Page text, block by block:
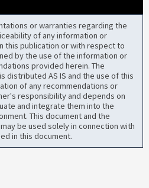
or warranties regarding the
of any information or
this publication or with respect to
by the use of the information or
provided herein. The
distributed AS IS and the use of this
of any recommendations or
responsibility and depends on
and integrate them into the
This document and the
be used solely in connection with
in this document.